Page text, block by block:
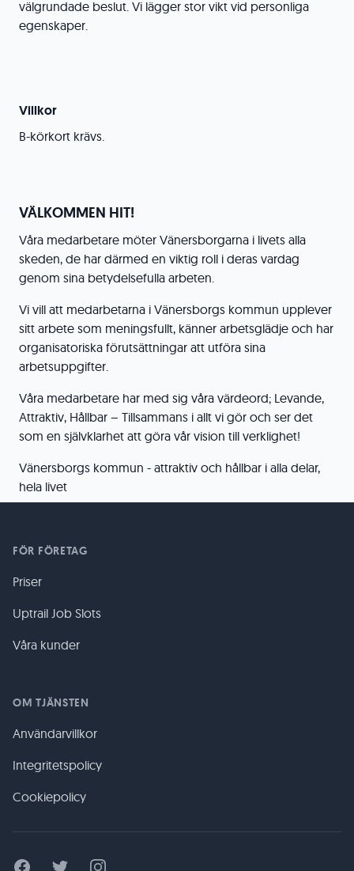
välgrundade beslut. Vi lägger stor vikt vid personliga
egenskaper.
Villkor
B-körkort krävs.
VÄLKOMMEN HIT!
Våra medarbetare möter Vänersborgarna i livets alla
skeden, de har därmed en viktig roll i deras vardag
genom sina betydelsefulla arbeten.
Vi vill att medarbetarna i Vänersborgs kommun upplever
sitt arbete som meningsfullt, känner arbetsglädje och har
organisatoriska förutsättningar att utföra sina
arbetsuppgifter.
Våra medarbetare har med sig våra värdeord; Levande,
Attraktiv, Hållbar – Tillsammans i allt vi gör och ser det
som en självklarhet att göra vår vision till verklighet!
Vänersborgs kommun - attraktiv och hållbar i alla delar,
hela livet
FÖR FÖRETAG
Priser
Uptrail Job Slots
Våra kunder
OM TJÄNSTEN
Användarvillkor
Integritetspolicy
Cookiepolicy
FacebookTwitter Instagram